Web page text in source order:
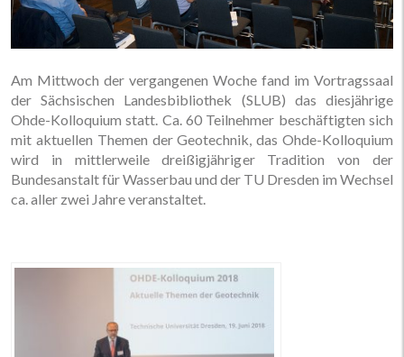
Am Mittwoch der vergangenen Woche fand im Vortragssaal
der Sächsischen Landesbibliothek (SLUB) das diesjährige
Ohde-Kolloquium statt. Ca. 60 Teilnehmer beschäftigten sich
mit aktuellen Themen der Geotechnik, das Ohde-Kolloquium
wird in mittlerweile dreißigjähriger Tradition von der
Bundesanstalt für Wasserbau und der TU Dresden im Wechsel
ca. aller zwei Jahre veranstaltet.